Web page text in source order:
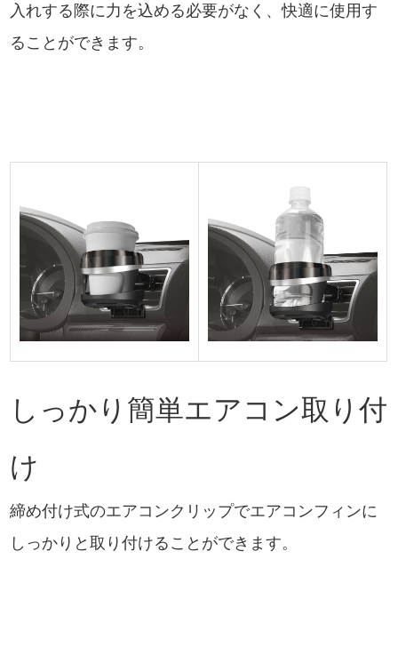
入れする際に力を込める必要がなく、快適に使用す
ることができます。
しっかり簡単エアコン取り付
け
締め付け式のエアコンクリップでエアコンフィンに
しっかりと取り付けることができます。